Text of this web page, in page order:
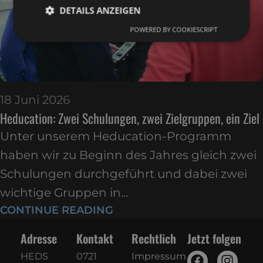
18 Juni 2026
Heducation: Zwei Schulungen, zwei Zielgruppen, ein Ziel
Unter unserem Heducation-Programm
haben wir zu Beginn des Jahres gleich zwei
Schulungen durchgeführt und dabei zwei
wichtige Gruppen in...
CONTINUE READING
Adresse
HEDS
Kontakt
0721
Rechtlich
Impressum
Jetzt folgen
DETAILS ANZEIGEN
Unbedingt erforderlich
Funktionalität Unklassifizierte
Unbedingt erforderliche Cookies ermöglichen
wesentliche Kernfunktionen der Website wie die
Benutzeranmeldung und die Kontoverwaltung.
Ohne die unbedingt erforderlichen Cookies kann die
Website nicht ordnungsgemäß verwendet werden.
NAME
ANBIETER
DOMÄNE
ABLAUFDATUM
CookieScriptConsent
CookieScript
1 Monat
POWERED BY COOKIESCRIPT